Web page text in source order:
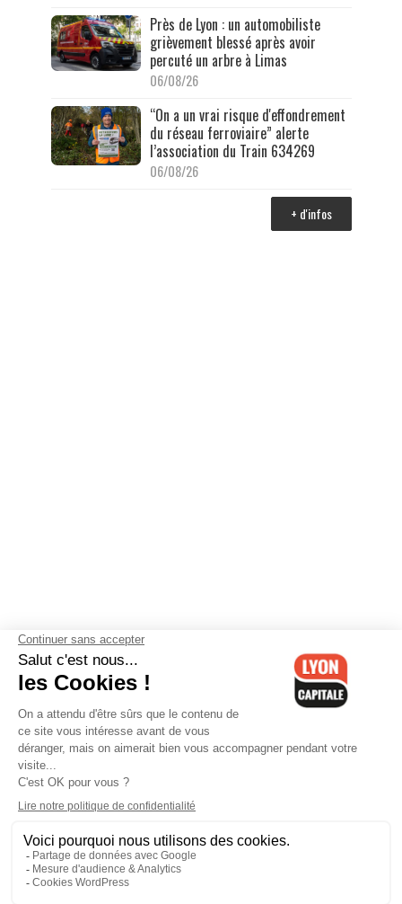
Près de Lyon : un automobiliste
grièvement blessé après avoir
percuté un arbre à Limas
06/08/26
“On a un vrai risque d'effondrement
du réseau ferroviaire” alerte
l’association du Train 634269
06/08/26
+ d'infos
Contactez-nous-Mentions légales-CGV-Politique de
confidentialité-Gestion des cookies